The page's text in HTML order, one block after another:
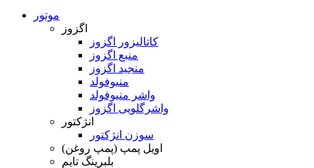
موتور
اگزوز
کاتالیزور اگزوز
منبع اگزوز
منجید اگزوز
منیوفولد
واشر منیوفولد
واشرگلویی اگزوز
انژکتور
سوزن انژکتور
اویل پمپ (پمپ روغن)
بلبرینگ تایم